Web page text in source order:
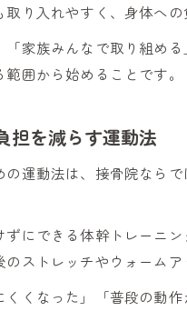
り入れやすく、身体への
「家族みんなで取り組め
囲から始めることです。
担を減らす運動法
運動法は、接骨院なら
にできる体幹トレーニ
ストレッチやウォームア
くなった」「普段の動